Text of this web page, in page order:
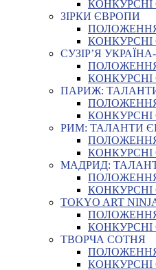
КОНКУРСНІ
ЗІРКИ ЄВРОПИ
КОНКУРСНІ
СУЗІР’Я
КОНКУРСНІ
ПАРИЖ:
КОНКУРСНІ
РИМ: ТАЛАНТИ
КОНКУРСНІ
МАДРИД:
КОНКУРСНІ
TOKYO ART
КОНКУРСНІ
ТВОРЧА СОТНЯ
КОНКУРСНІ